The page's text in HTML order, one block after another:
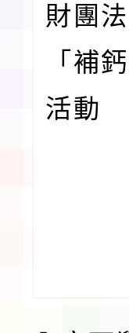
財團
「補
活動